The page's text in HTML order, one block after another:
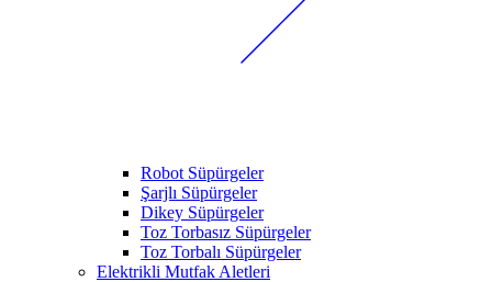
Robot Süpürgeler
Şarjlı Süpürgeler
Dikey Süpürgeler
Toz Torbasız Süpürgeler
Toz Torbalı Süpürgeler
Elektrikli Mutfak Aletleri